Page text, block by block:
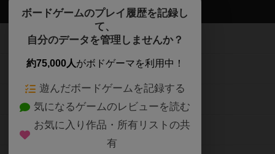
ボードゲームのプレイ履歴を記録し
て、
自分のデータを管理しませんか？
約75,000人がボドゲーマを利用中！
遊んだボードゲームを記録する
気になるゲームのレビューを読む
お気に入り作品・所有リストの共
有
ボドゲーマTOP
ボードゲームを検索する
ボードゲームの新着レビュー
ボードゲーム会情報
メカニクス特集